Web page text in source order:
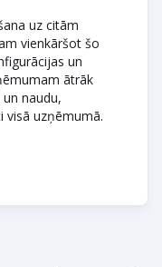
uz citām
vienkāršot šo
un
ātrāk
naudu,
visā uzņēmumā.